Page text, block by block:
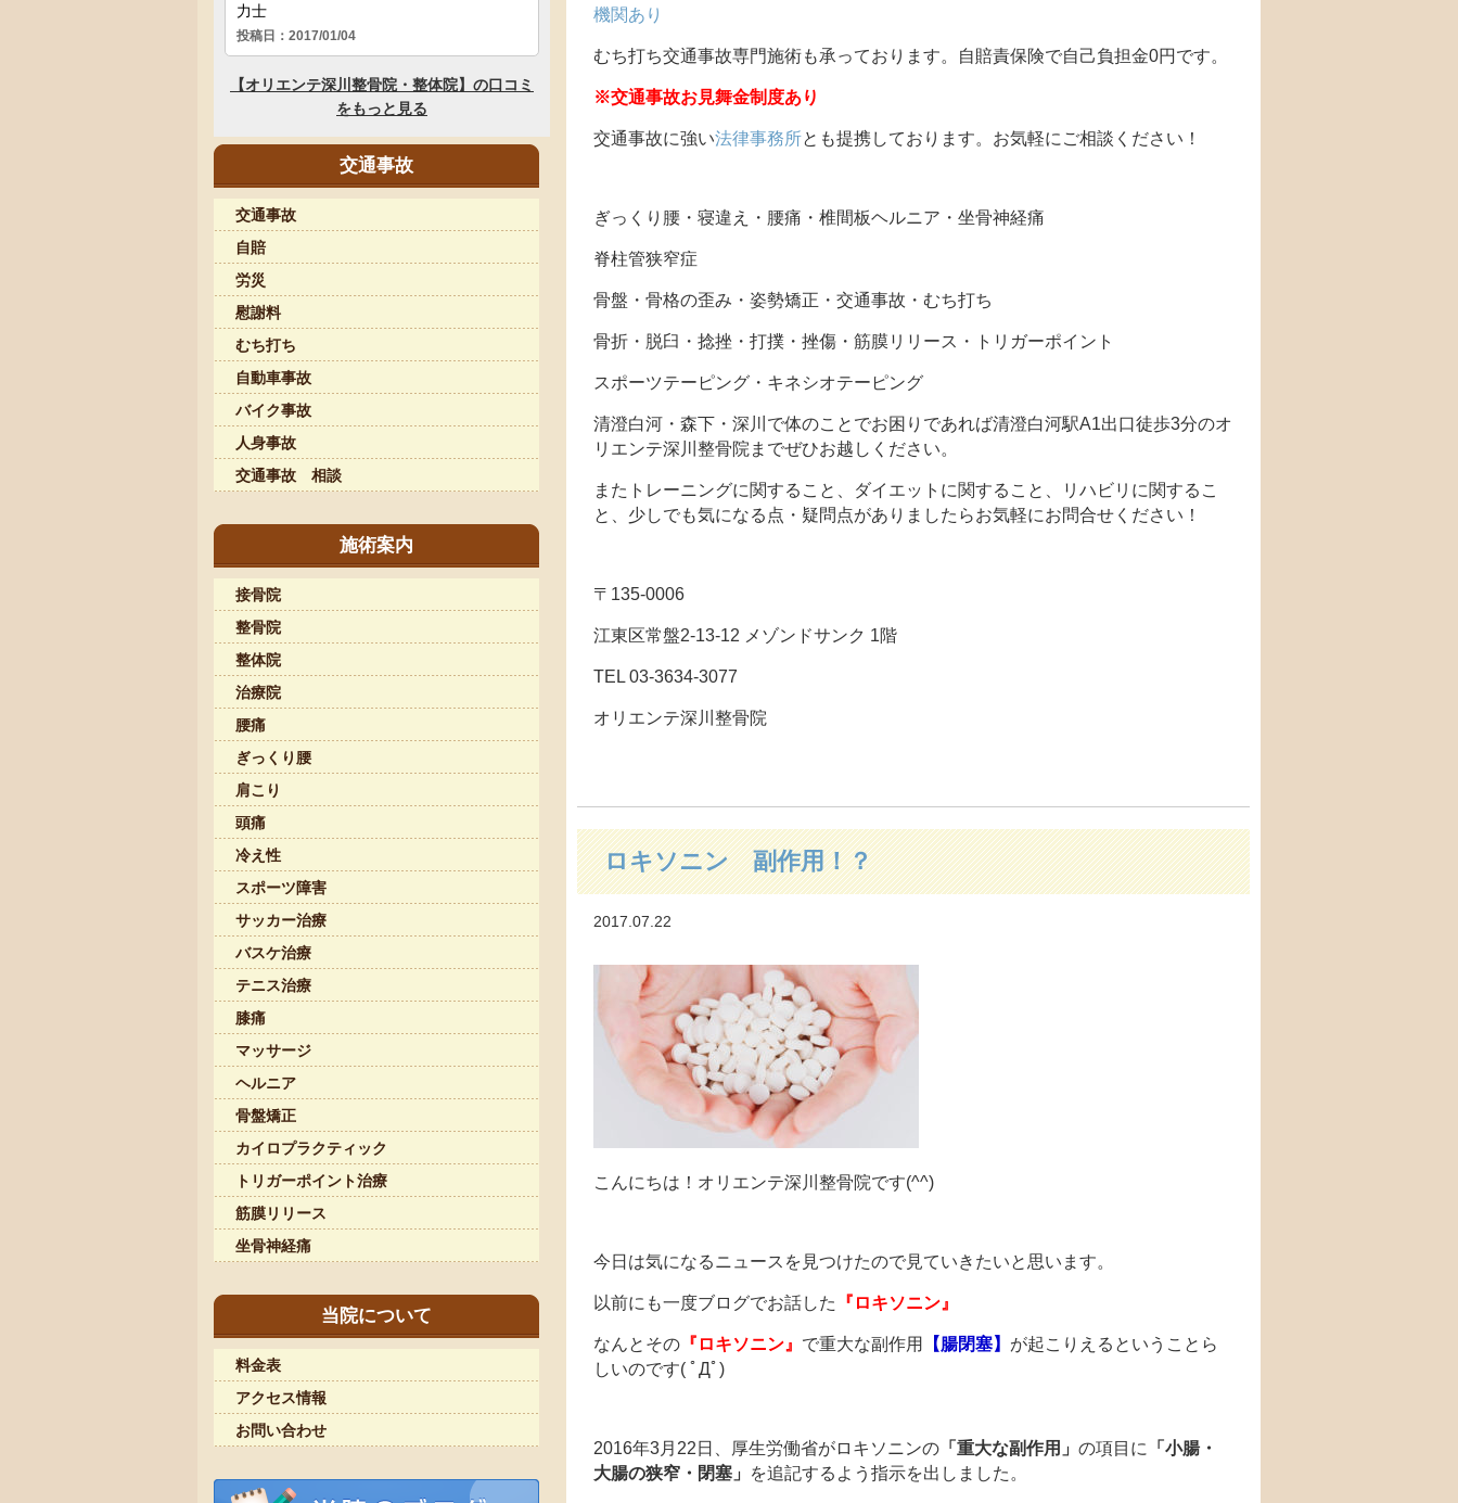
機関あり
むち打ち交通事故専門施術も承っております。自賠責保険で自己負担金0円です。
※交通事故お見舞金制度あり
交通事故に強い法律事務所とも提携しております。お気軽にご相談ください！
ぎっくり腰・寝違え・腰痛・椎間板ヘルニア・坐骨神経痛
脊柱管狭窄症
骨盤・骨格の歪み・姿勢矯正・交通事故・むち打ち
骨折・脱臼・捻挫・打撲・挫傷・筋膜リリース・トリガーポイント
スポーツテーピング・キネシオテーピング
清澄白河・森下・深川で体のことでお困りであれば清澄白河駅A1出口徒歩3分のオ
リエンテ深川整骨院までぜひお越しください。
またトレーニングに関すること、ダイエットに関すること、リハビリに関するこ
と、少しでも気になる点・疑問点がありましたらお気軽にお問合せください！
〒135-0006
江東区常盤2-13-12 メゾンドサンク 1階
TEL 03-3634-3077
オリエンテ深川整骨院
ロキソニン 副作用！？
2017.07.22
こんにちは！オリエンテ深川整骨院です(^^)
今日は気になるニュースを見つけたので見ていきたいと思います。
以前にも一度ブログでお話した 『ロキソニン』
なんとその 『ロキソニン』 で重大な副作用 【腸閉塞】 が起こりえるということら
しいのです( ﾟДﾟ)
2016年3月22日、厚生労働省がロキソニンの 「重大な副作用」 の項目に
「小腸・
大腸の狭窄・閉塞」
を追記するよう指示を出しました。
交通事故
交通事故
自賠
労災
慰謝料
むち打ち
自動車事故
バイク事故
人身事故
交通事故 相談
施術案内
接骨院
整骨院
整体院
治療院
腰痛
ぎっくり腰
肩こり
頭痛
冷え性
スポーツ障害
サッカー治療
バスケ治療
テニス治療
膝痛
マッサージ
ヘルニア
骨盤矯正
カイロプラクティック
トリガーポイント治療
筋膜リリース
坐骨神経痛
当院について
料金表
アクセス情報
お問い合わせ